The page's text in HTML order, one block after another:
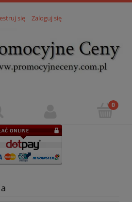
się Zaloguj się